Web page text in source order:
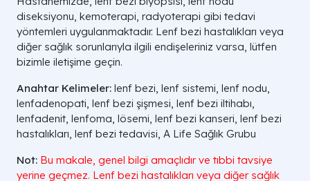
diseksiyonu, kemoterapi, radyoterapi gibi tedavi
yöntemleri uygulanmaktadır. Lenf bezi hastalıkları veya
diğer sağlık sorunlarıyla ilgili endişeleriniz varsa, lütfen
bizimle iletişime geçin.
Anahtar Kelimeler: lenf bezi, lenf sistemi, lenf nodu,
lenfadenopati, lenf bezi şişmesi, lenf bezi iltihabı,
lenfadenit, lenfoma, lösemi, lenf bezi kanseri, lenf bezi
hastalıkları, lenf bezi tedavisi, A Life Sağlık Grubu
Not: Bu makale, genel bilgi amaçlıdır ve tıbbi tavsiye
yerine geçmez. Lenf bezi hastalıkları veya diğer sağlık